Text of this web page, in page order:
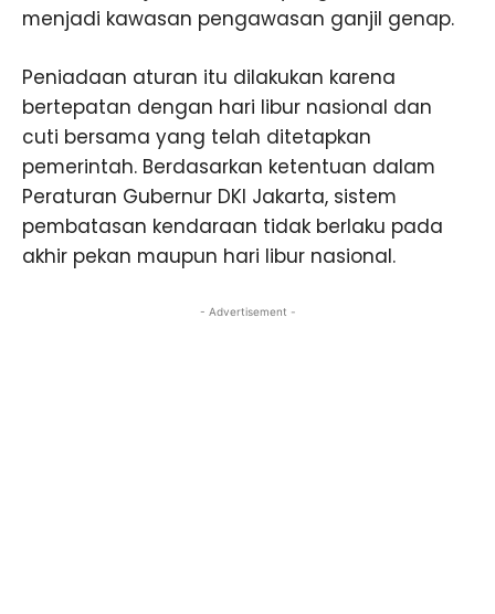
menjadi kawasan pengawasan ganjil genap.
Peniadaan aturan itu dilakukan karena
bertepatan dengan hari libur nasional dan
cuti bersama yang telah ditetapkan
pemerintah. Berdasarkan ketentuan dalam
Peraturan Gubernur DKI Jakarta, sistem
pembatasan kendaraan tidak berlaku pada
akhir pekan maupun hari libur nasional.
- Advertisement -